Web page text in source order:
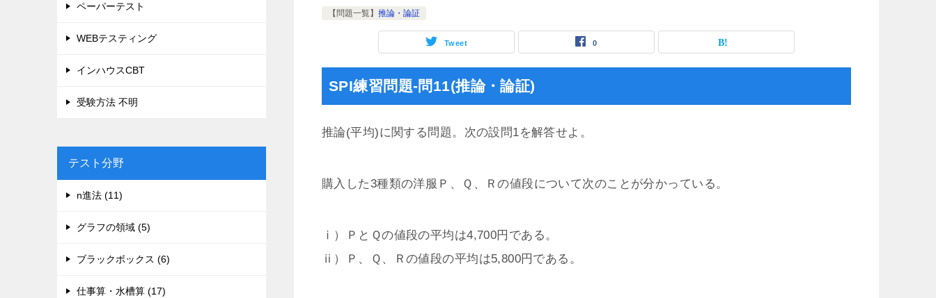
【問題一覧】 推論・論証
Tweet 0
SPI練習問題-問11(推論・論証)
推論(平均)に関する問題。次の設問1を解答せよ。
購入した3種類の洋服Ｐ、Ｑ、Ｒの値段について次のことが分かっている。
ⅰ）ＰとＱの値段の平均は4,700円である。
ⅱ）Ｐ、Ｑ、Ｒの値段の平均は5,800円である。
ペーパーテスト
WEBテスティング
インハウスCBT
受験方法 不明
テスト分野
n進法 (11)
グラフの領域 (5)
ブラックボックス (6)
仕事算・水槽算 (17)